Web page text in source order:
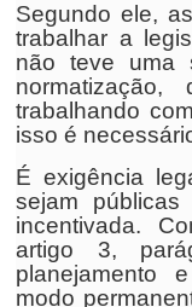
Segundo ele,
trabalhar a
não teve uma
normatização,
trabalhando
isso é
É exigência
sejam
incentivada.
artigo 3,
planejamento
modo